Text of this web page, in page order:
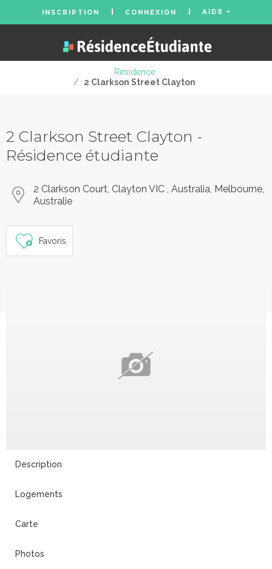
INSCRIPTION CONNEXION AIDE
Residence
/
2 Clarkson Street Clayton
2 Clarkson Street Clayton -
Résidence étudiante
2 Clarkson Court, Clayton VIC , Australia, Melbourne,
Australie
Favoris
Description
Logements
Carte
Photos